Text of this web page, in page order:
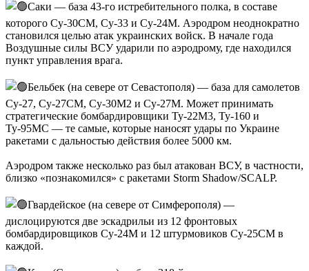
Саки — база 43-го истребительного полка, в составе
которого Су-30СМ, Су-33 и Су-24М. Аэродром неоднократно
становился целью атак украинских войск. В начале года
Воздушные силы ВСУ ударили по аэродрому, где находился
пункт управления врага.
Бельбек (на севере от Севастополя) — база для самолетов
Су-27, Су-27СМ, Су-30М2 и Су-27М. Может принимать
стратегические бомбардировщики Ту-22М3, Ту-160 и
Ту-95МС — те самые, которые наносят удары по Украине
ракетами с дальностью действия более 5000 км.
Аэродром также несколько раз был атакован ВСУ, в частности,
близко «познакомился» с ракетами Storm Shadow/SCALP.
Гвардейское (на севере от Симферополя) —
дислоцируются две эскадрильи из 12 фронтовых
бомбардировщиков Су-24М и 12 штурмовиков Су-25СМ в
каждой.